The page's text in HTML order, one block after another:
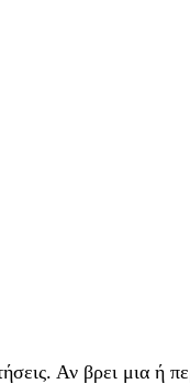
Αν βρει μια ή